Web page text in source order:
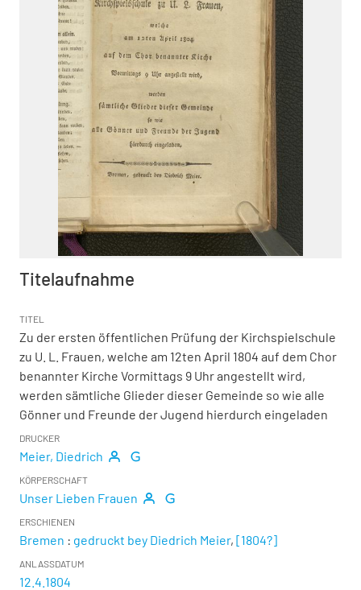
Titelaufnahme
TITEL
Zu der ersten öffentlichen Prüfung der Kirchspielschule
zu U. L. Frauen, welche am 12ten April 1804 auf dem Chor
benannter Kirche Vormittags 9 Uhr angestellt wird,
werden sämtliche Glieder dieser Gemeinde so wie alle
Gönner und Freunde der Jugend hierdurch eingeladen
DRUCKER
Meier, Diedrich
KÖRPERSCHAFT
Unser Lieben Frauen
ERSCHIENEN
Bremen : gedruckt bey Diedrich Meier, [1804?]
ANLASSDATUM
12.4.1804